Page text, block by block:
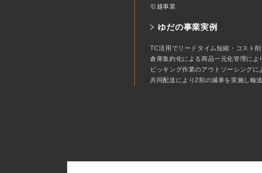
引越事業
ゆだの事業実例
TC活用でリードタイム短縮・コスト
倉庫集約化による商品一元化管理に
ピッキング作業のアウトソーシング
共同配送により2割の減車を実施し輸